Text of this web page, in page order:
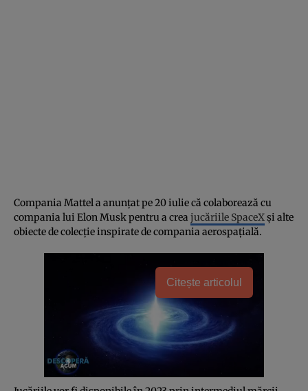
Compania Mattel a anunțat pe 20 iulie că colaborează cu
compania lui Elon Musk pentru a crea jucăriile SpaceXși alte
obiecte de colecție inspirate de compania aerospațială.
Citește articolul